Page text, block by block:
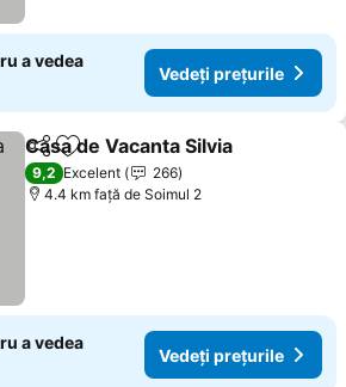
a vedea
Vedeți prețurile
DistribuițiAdăugaţi la favorite
Casa de Vacanta Silvia
9,2 Excelent
266
4.4 km faţă de Soimul 2
a vedea
Vedeți prețurile